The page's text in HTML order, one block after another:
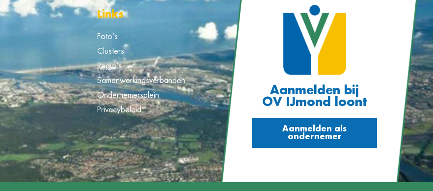
Links
Foto’s
Clusters
Regio’s
Samenwerkingsverbanden
Ondernemersplein
Privacybeleid
Aanmelden bij
OV IJmond loont
Aanmelden als
ondernemer